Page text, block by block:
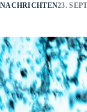
NACHRICHTEN23.